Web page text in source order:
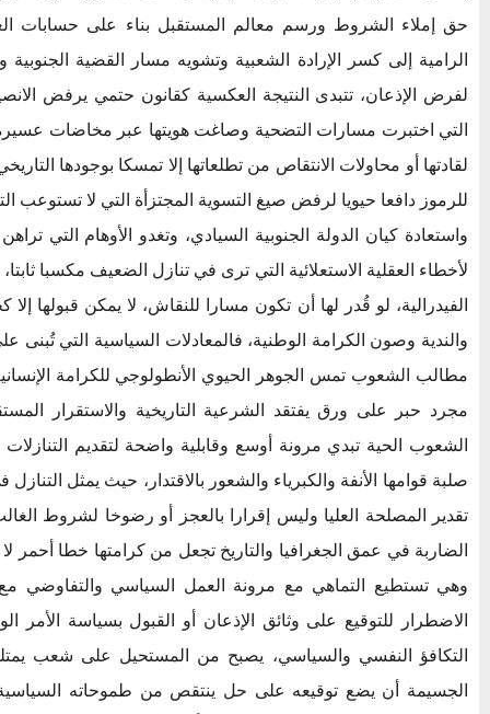
حق إملاء الشروط ورسم معالم المستقبل بناء على حسابات
الرامية إلى كسر الإرادة الشعبية وتشويه مسار القضية
لفرض الإذعان، تتبدى النتيجة العكسية كقانون حتمي يرفض
التي اختبرت مسارات التضحية وصاغت هويتها عبر مخاضات عسيرة
لقادتها أو محاولات الانتقاص من تطلعاتها إلا تمسكا بوجودها
للرموز دافعا حيويا لرفض صيغ التسوية المجتزأة التي لا تستوعب
واستعادة كيان الدولة الجنوبية السيادي، وتغدو الأوهام التي
لأخطاء العقلية الاستعلائية التي ترى في تنازل الضعيف مكسبا
الفيدرالية، لو قُدر لها أن تكون مسارا للنقاش، لا يمكن قبولها
والندية وصون الكرامة الوطنية، فالمعادلات السياسية التي
مطالب الشعوب تمس الجوهر الحيوي الأنطولوجي للكرامة
مجرد حبر على ورق يفتقد الشرعية التاريخية والاستقرار
الشعوب الحية تبدي مرونة أوسع وقابلية واضحة لتقديم
صلبة قوامها الأنفة والكبرياء والشعور بالاقتدار، حيث يمثل التنازل
تقدير المصلحة العليا وليس إقرارا بالعجز أو رضوخا لشروط
الضاربة في عمق الجغرافيا والتاريخ تجعل من كرامتها خطا أحمر
وهي تستطيع التماهي مع مرونة العمل السياسي والتفاوضي
الاضطرار للتوقيع على وثائق الإذعان أو القبول بسياسة الأمر
التكافؤ النفسي والسياسي، يصبح من المستحيل على شعب
الجسيمة أن يضع توقيعه على حل ينتقص من طموحاته